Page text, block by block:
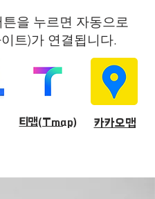
튼을 누르면 자동으로
트)가 연결됩니다.
티맵(Tmap) ​카카오맵